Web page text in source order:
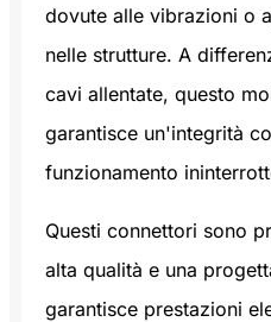
dovute alle vibrazioni o
nelle strutture. A
cavi allentate, questo
garantisce un'integrità
funzionamento
Questi connettori sono
alta qualità e una
garantisce prestazioni